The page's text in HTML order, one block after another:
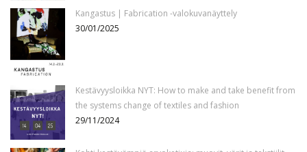
Kangastus | Fabrication -valokuvanäyttely
30/01/2025
Kestävyysloikka NYT: How to make and take benefit from
the systems change of textiles and fashion
29/11/2024